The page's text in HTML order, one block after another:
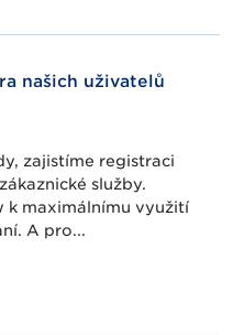
našich uživatelů
zajistíme registraci
služby.
k maximálnímu využití
A pro...